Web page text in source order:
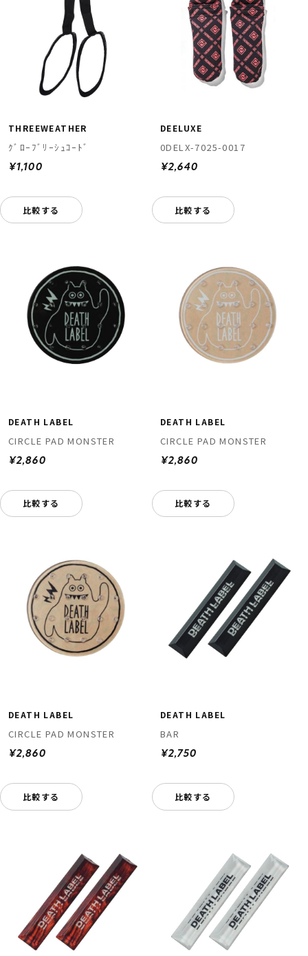
THREEWEATHER
ｸﾞﾛｰﾌﾞﾘｰｼｭｺｰﾄﾞ
¥1,100
比較する
DEELUXE
0DELX-7025-0017
¥2,640
比較する
DEATH LABEL
CIRCLE PAD MONSTER
¥2,860
比較する
DEATH LABEL
CIRCLE PAD MONSTER
¥2,860
比較する
DEATH LABEL
CIRCLE PAD MONSTER
¥2,860
比較する
DEATH LABEL
BAR
¥2,750
比較する